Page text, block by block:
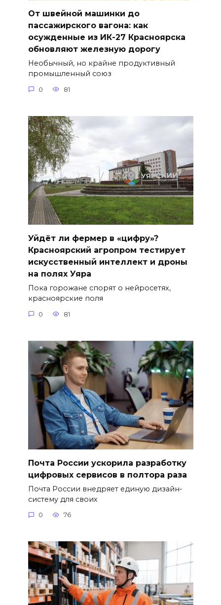
От швейной машинки до
пассажирского вагона: как
осужденные из ИК-27 Красноярска
обновляют железную дорогу
Необычный, но крайне продуктивный
промышленный союз
0 81
Уйдёт ли фермер в «цифру»?
Красноярский агропром тестирует
искусственный интеллект и дроны
на полях Уяра
Пока горожане спорят о нейросетях,
красноярские поля
0 81
Почта России ускорила разработку
цифровых сервисов в полтора раза
Почта России внедряет единую дизайн-
систему для своих
0 76